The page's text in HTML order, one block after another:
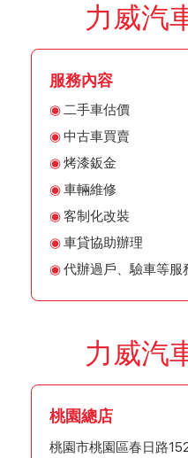
力威汽
服務內容
二手車估價
中古車買賣
烤漆鈑金
車輛維修
客制化改裝
車貸協助辦理
代辦過戶、驗車等服
力威汽
桃園總店
桃園市桃園區春日路